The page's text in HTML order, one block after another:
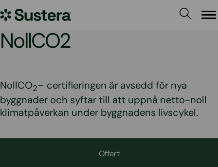
till
Sustera
Sweden
NollCO2
NollCO2– certifieringen är avsedd för nya
byggnader och syftar till att uppnå netto-noll
klimatpåverkan under byggnadens livscykel.
Offert